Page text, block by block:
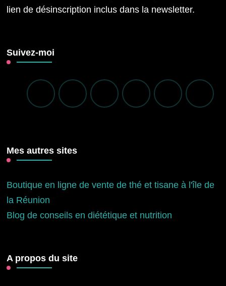
lien de désinscription inclus dans la newsletter.
Suivez-moi
Mes autres sites
Boutique en ligne de vente de thé et tisane à l'île de
la Réunion
Blog de conseils en diététique et nutrition
A propos du site